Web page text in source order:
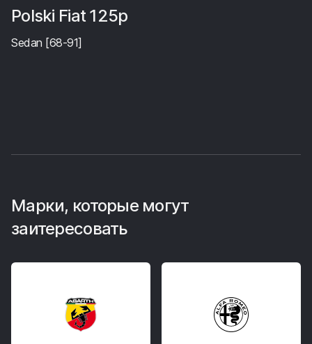
Polski Fiat 125p
Sedan [68-91]
Марки, которые могут
заитересовать